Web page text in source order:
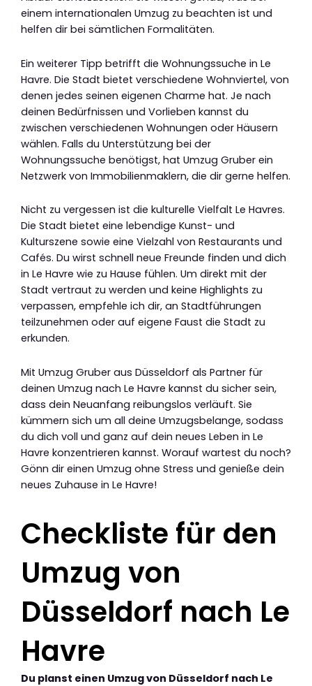
einem internationalen Umzug zu beachten ist und
helfen dir bei sämtlichen Formalitäten.
Ein weiterer Tipp betrifft die Wohnungssuche in Le
Havre. Die Stadt bietet verschiedene Wohnviertel, von
denen jedes seinen eigenen Charme hat. Je nach
deinen Bedürfnissen und Vorlieben kannst du
zwischen verschiedenen Wohnungen oder Häusern
wählen. Falls du Unterstützung bei der
Wohnungssuche benötigst, hat Umzug Gruber ein
Netzwerk von Immobilienmaklern, die dir gerne helfen.
Nicht zu vergessen ist die kulturelle Vielfalt Le Havres.
Die Stadt bietet eine lebendige Kunst- und
Kulturszene sowie eine Vielzahl von Restaurants und
Cafés. Du wirst schnell neue Freunde finden und dich
in Le Havre wie zu Hause fühlen. Um direkt mit der
Stadt vertraut zu werden und keine Highlights zu
verpassen, empfehle ich dir, an Stadtführungen
teilzunehmen oder auf eigene Faust die Stadt zu
erkunden.
Mit Umzug Gruber aus Düsseldorf als Partner für
deinen Umzug nach Le Havre kannst du sicher sein,
dass dein Neuanfang reibungslos verläuft. Sie
kümmern sich um all deine Umzugsbelange, sodass
du dich voll und ganz auf dein neues Leben in Le
Havre konzentrieren kannst. Worauf wartest du noch?
Gönn dir einen Umzug ohne Stress und genieße dein
neues Zuhause in Le Havre!
Checkliste für den
Umzug von
Düsseldorf nach Le
Havre
Du planst einen Umzug von Düsseldorf nach Le